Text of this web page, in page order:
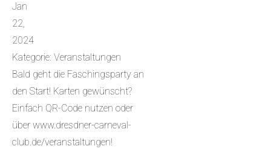
Jan
22,
2024
Kategorie: Veranstaltungen
Bald geht die Faschingsparty an
den Start! Karten gewünscht?
Einfach QR-Code nutzen oder
über www.dresdner-carneval-
club.de/veranstaltungen!